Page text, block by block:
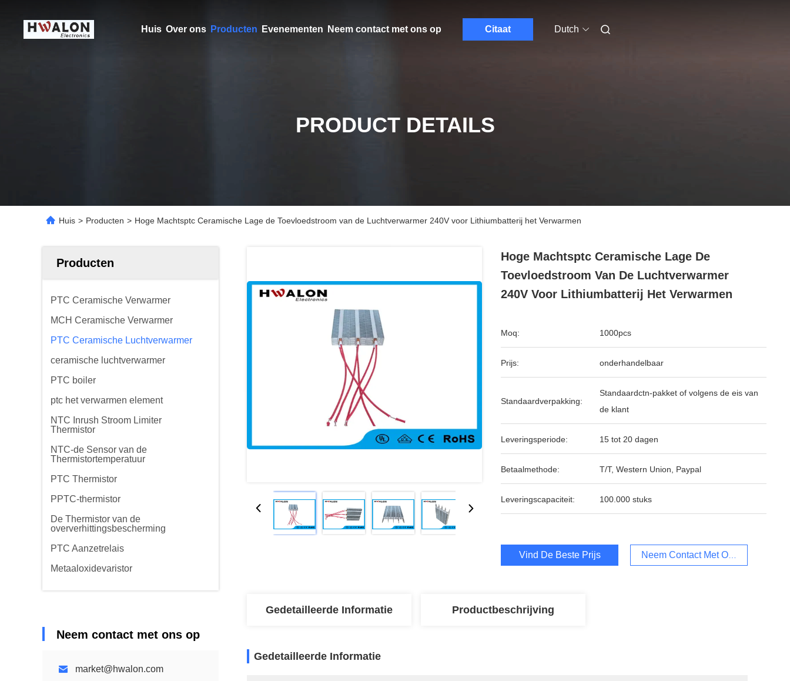
Huis Over ons Producten Evenementen Neem contact met ons op Citaat Dutch
PRODUCT DETAILS
Huis > Producten > Hoge Machtsptc Ceramische Lage de Toevloedstroom van de Luchtverwarmer 240V voor Lithiumbatterij het Verwarmen
Producten
PTC Ceramische Verwarmer
MCH Ceramische Verwarmer
PTC Ceramische Luchtverwarmer
ceramische luchtverwarmer
PTC boiler
ptc het verwarmen element
NTC Inrush Stroom Limiter
Thermistor
NTC-de Sensor van de
Thermistortemperatuur
PTC Thermistor
PPTC-thermistor
De Thermistor van de
oververhittingsbescherming
PTC Aanzetrelais
Metaaloxidevaristor
Neem contact met ons op
market@hwalon.com
Hoge Machtsptc Ceramische Lage De
Toevloedstroom Van De Luchtverwarmer
240V Voor Lithiumbatterij Het Verwarmen
Moq: 1000pcs
Prijs: onderhandelbaar
Standaardverpakking:
Standaardctn-pakket of volgens de eis van
de klant
Leveringsperiode: 15 tot 20 dagen
Betaalmethode: T/T, Western Union, Paypal
Leveringscapaciteit: 100.000 stuks
Vind De Beste Prijs Neem Contact Met Ons Op
Gedetailleerde Informatie Productbeschrijving
Gedetailleerde Informatie